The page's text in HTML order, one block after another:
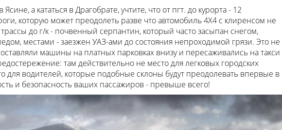
а кататься в Драгобрате, учтите, что от пгт. до курорта - 12
которую может преодолеть разве что автомобиль 4Х4 с клиренсом не
до г/к - почвенный серпантин, который часто засыпан снегом,
местами - заезжен УАЗ-ами до состояния непроходимой грязи. Это не
машины на платных парковках внизу и пересаживались на такси
там действительно не место для легковых городских
водителей, которые подобные склоны будут преодолевать впервые в
и безопасность ваших пассажиров - превыше всего!